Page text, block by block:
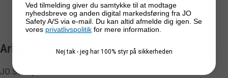
Arbejdstilsynet og Dansk Standard
JO Safety’s standard
Ved tilmelding giver du samtykke til at modtage
nyhedsbreve og anden digital markedsføring fra JO
Safety A/S via e-mail. Du kan altid afmelde dig igen. Se
vores privatlivspolitik for mere information.
Nej tak - jeg har 100% styr på sikkerheden